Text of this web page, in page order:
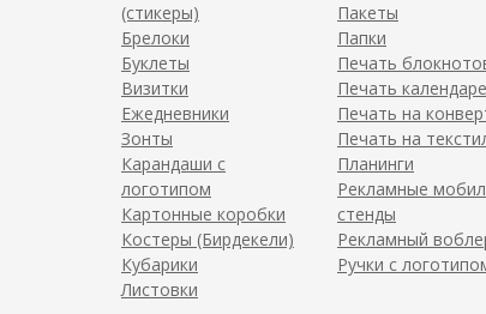
(стикеры)
Брелоки
Буклеты
Визитки
Ежедневники
Зонты
Карандаши с
логотипом
Картонные коробки
Костеры (Бирдекели)
Кубарики
Листовки
Пакеты
Папки
Печать
Печать
Печать на
Печать на
Планинги
Рекламные
стенды
Рекламный
Ручки с